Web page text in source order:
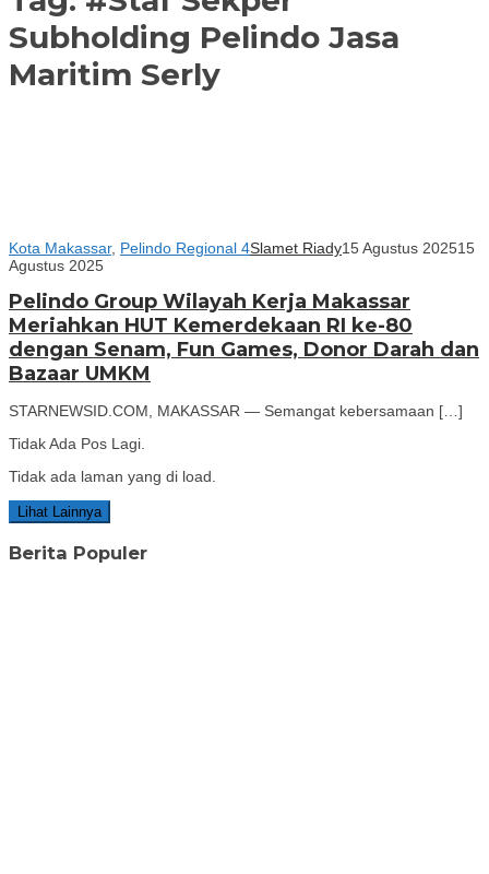
Subholding Pelindo Jasa
Maritim Serly
Kota Makassar, Pelindo Regional 4Slamet Riady15 Agustus 202515
Agustus 2025
Pelindo Group Wilayah Kerja Makassar
Meriahkan HUT Kemerdekaan RI ke-80
dengan Senam, Fun Games, Donor Darah dan
Bazaar UMKM
STARNEWSID.COM, MAKASSAR — Semangat kebersamaan […]
Tidak Ada Pos Lagi.
Tidak ada laman yang di load.
Lihat Lainnya
Berita Populer